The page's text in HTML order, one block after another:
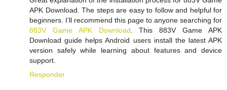
APK Download. The steps are easy to follow and helpful for
beginners. I’ll recommend this page to anyone searching for
883V Game APK Download . This 883V Game APK
Download guide helps Android users install the latest APK
version safely while learning about features and device
support.
Responder